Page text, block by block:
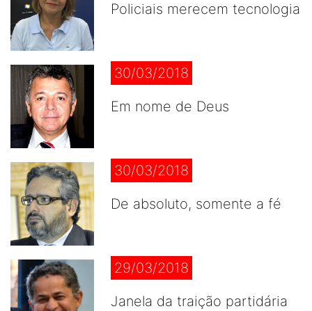
Policiais merecem tecnologia
30/03/2018
Em nome de Deus
30/03/2018
De absoluto, somente a fé
29/03/2018
Janela da traição partidária